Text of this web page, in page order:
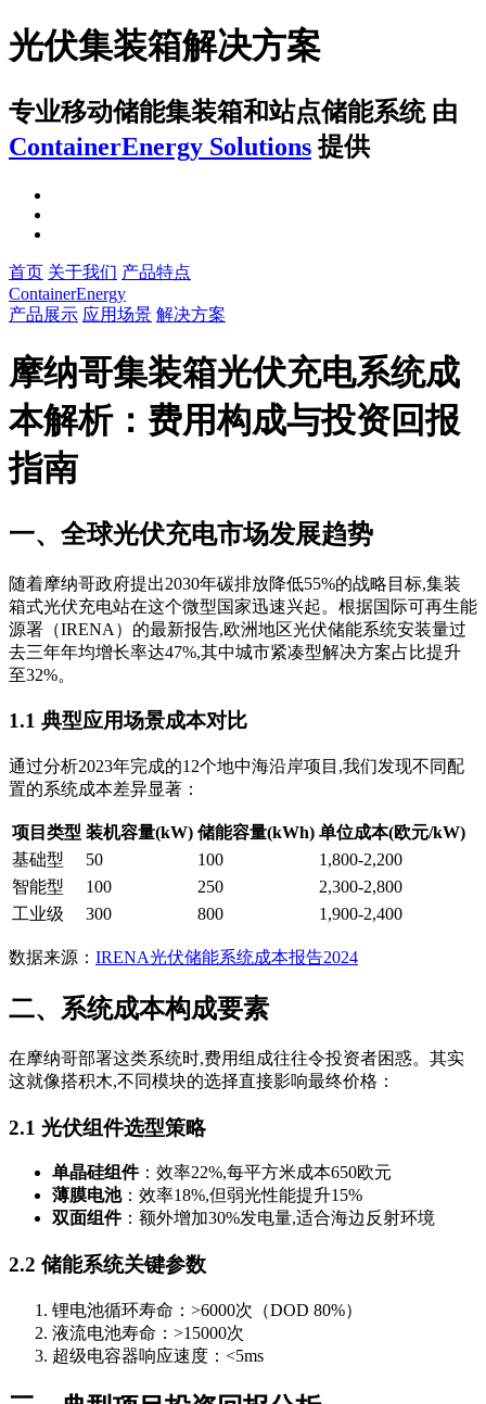
光伏集装箱解决方案
专业移动储能集装箱和站点储能系统 由
ContainerEnergy Solutions 提供
首页 关于我们 产品特点
ContainerEnergy
产品展示 应用场景 解决方案
摩纳哥集装箱光伏充电系统成
本解析：费用构成与投资回报
指南
一、全球光伏充电市场发展趋势
随着摩纳哥政府提出2030年碳排放降低55%的战略目标,集装
箱式光伏充电站在这个微型国家迅速兴起。根据国际可再生能
源署（IRENA）的最新报告,欧洲地区光伏储能系统安装量过
去三年年均增长率达47%,其中城市紧凑型解决方案占比提升
至32%。
1.1 典型应用场景成本对比
通过分析2023年完成的12个地中海沿岸项目,我们发现不同配
置的系统成本差异显著：
项目类型 装机容量(kW) 储能容量(kWh) 单位成本(欧元/kW)
基础型
50 100
1,800-2,200
智能型
100 250
2,300-2,800
工业级
300 800 1,900-2,400
数据来源： IRENA光伏储能系统成本报告2024
二、系统成本构成要素
在摩纳哥部署这类系统时,费用组成往往令投资者困惑。其实
这就像搭积木,不同模块的选择直接影响最终价格：
2.1 光伏组件选型策略
单晶硅组件：效率22%,每平方米成本650欧元
薄膜电池：效率18%,但弱光性能提升15%
双面组件：额外增加30%发电量,适合海边反射环境
2.2 储能系统关键参数
锂电池循环寿命：>6000次（DOD 80%）
液流电池寿命：>15000次
超级电容器响应速度：<5ms